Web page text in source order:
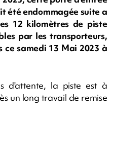
été endommagée suite a
12 kilomètres de piste
par les transporteurs,
samedi 13 Mai 2023 à
d'attente, la piste est à
un long travail de remise